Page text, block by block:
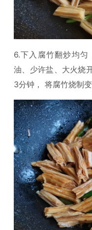
6.下入腐竹翻炒均
油、少许盐、大火烧
3分钟， 将腐竹烧制变